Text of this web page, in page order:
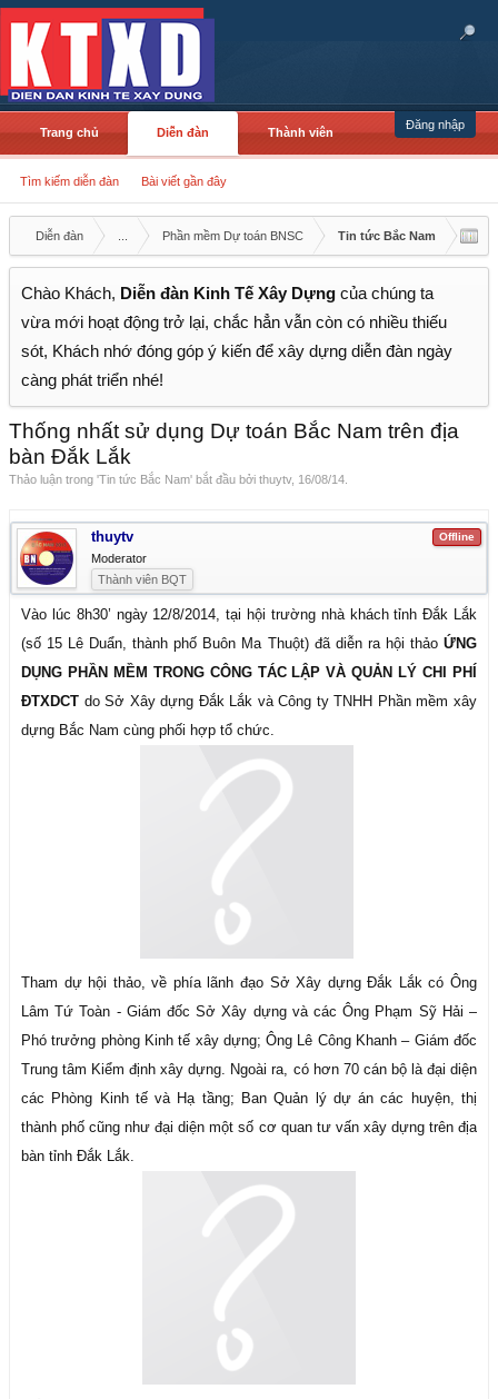
Đăng nhập
Trang chủ Diễn đàn
Tìm kiếm diễn đàn Bài viết gần đây
Thành viên
Diễn đàn Phần mềm Dự toán BNSC Tin tức Bắc Nam
Chào Khách, Diễn đàn Kinh Tế Xây Dựng của chúng ta
vừa mới hoạt động trở lại, chắc hẳn vẫn còn có nhiều thiếu
sót, Khách nhớ đóng góp ý kiến để xây dựng diễn đàn ngày
càng phát triển nhé!
Thống nhất sử dụng Dự toán Bắc Nam trên địa
bàn Đắk Lắk
Thảo luận trong 'Tin tức Bắc Nam' bắt đầu bởi thuytv, 16/08/14
Offline
thuytv
Moderator
Thành viên BQT
Vào lúc 8h30’ ngày 12/8/2014, tại hội trường nhà khách tỉnh Đắk Lắk
(số 15 Lê Duẩn, thành phố Buôn Ma Thuột) đã diễn ra hội thảo ỨNG
DỤNG PHẦN MỀM TRONG CÔNG TÁC LẬP VÀ QUẢN LÝ CHI PHÍ
ĐTXDCT do Sở Xây dựng Đắk Lắk và Công ty TNHH Phần mềm xây
dựng Bắc Nam cùng phối hợp tổ chức.
Tham dự hội thảo, về phía lãnh đạo Sở Xây dựng Đắk Lắk có Ông
Lâm Tứ Toàn - Giám đốc Sở Xây dựng và các Ông Phạm Sỹ Hải –
Phó trưởng phòng Kinh tế xây dựng; Ông Lê Công Khanh – Giám đốc
Trung tâm Kiểm định xây dựng. Ngoài ra, có hơn 70 cán bộ là đại diện
các Phòng Kinh tế và Hạ tầng; Ban Quản lý dự án các huyện, thị
thành phố cũng như đại diện một số cơ quan tư vấn xây dựng trên địa
bàn tỉnh Đắk Lắk.